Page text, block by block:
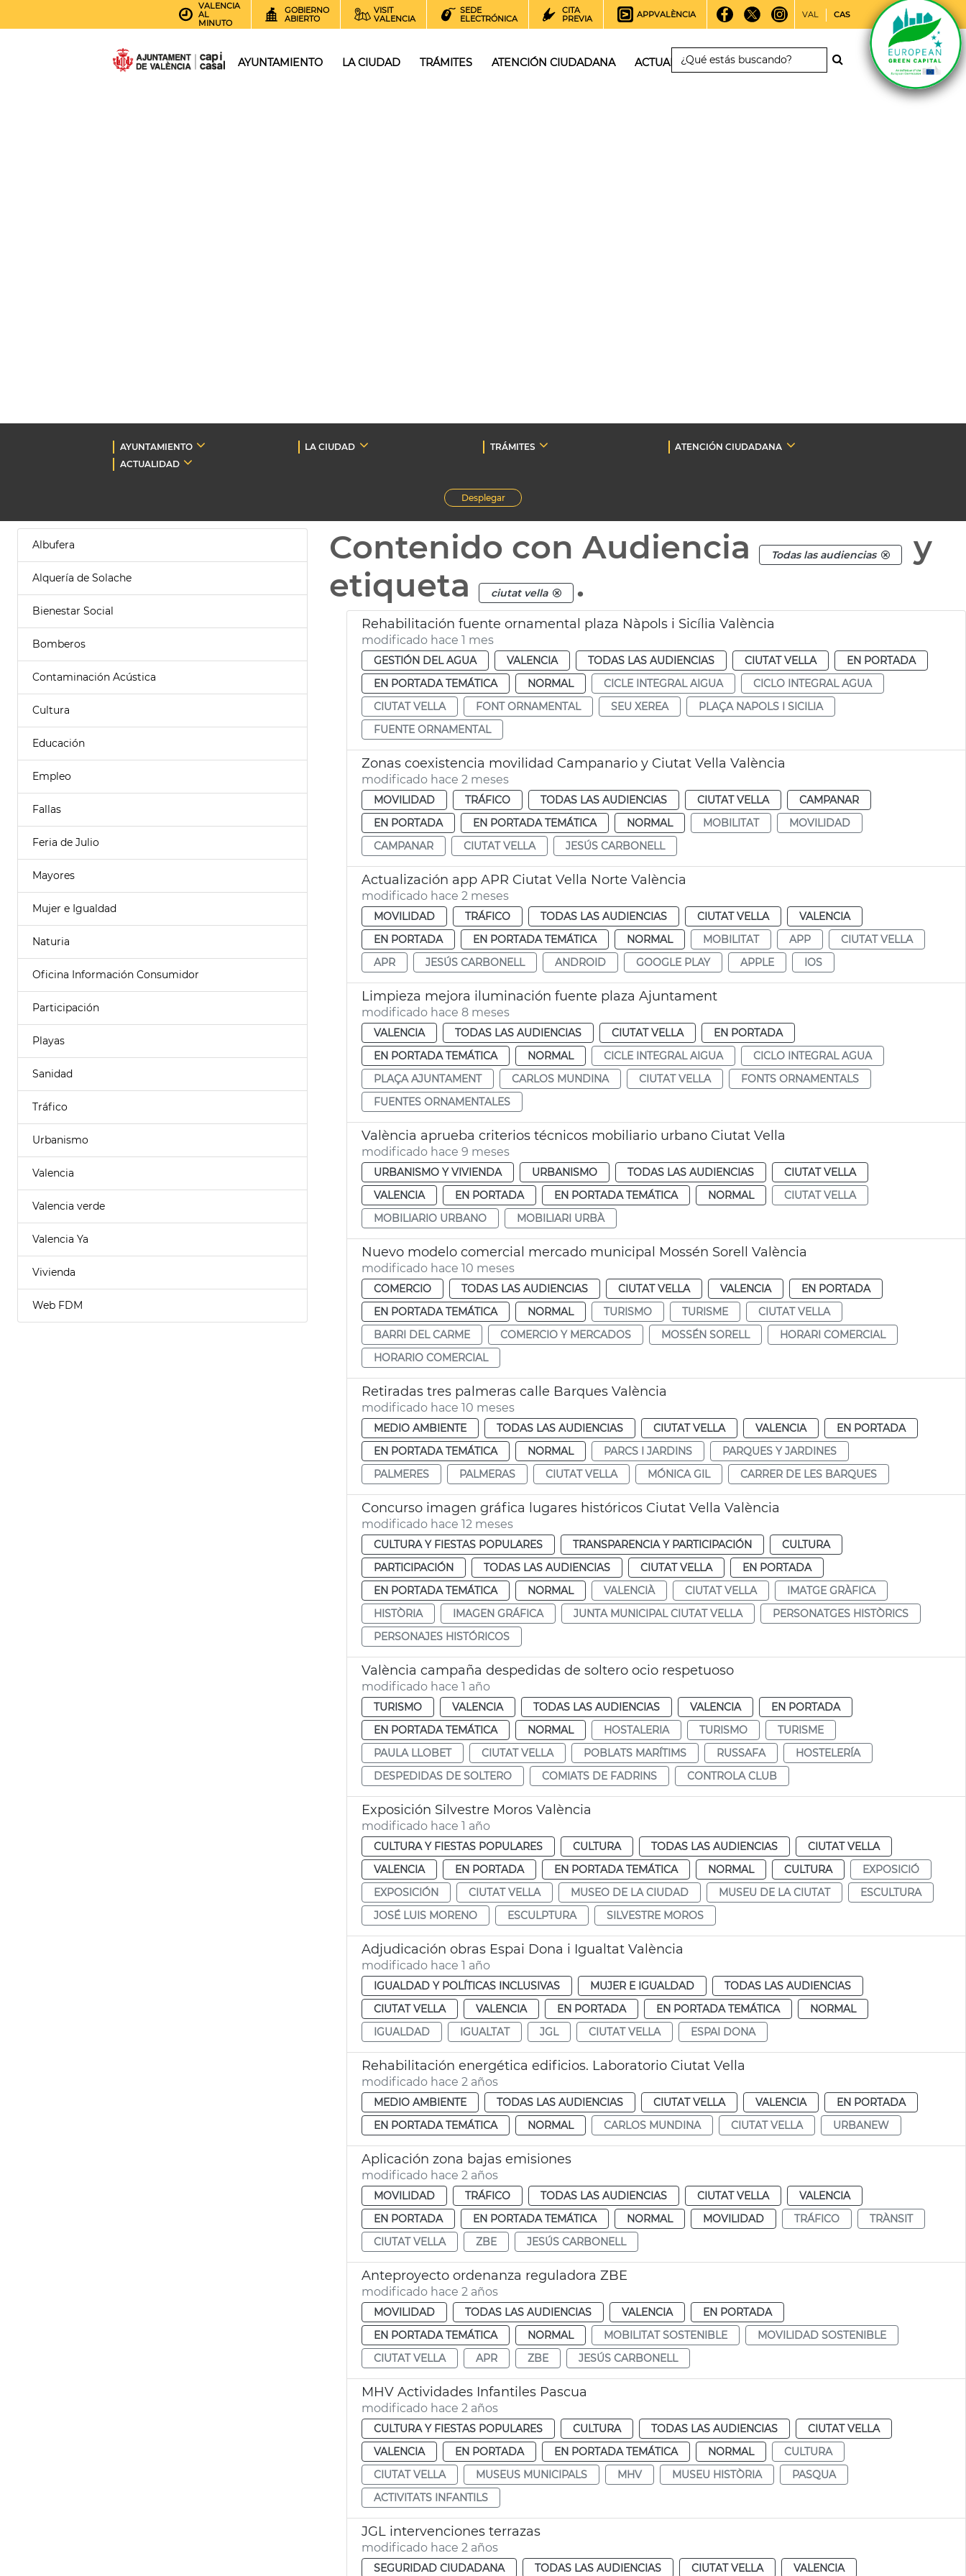
VALENCIA
AL
MINUTO
GOBIERNO
ABIERTO
VISIT
VALENCIA
SEDE
ELECTRÓNICA
CITA
PREVIA
APPVALÈNCIA VAL CAS
AYUNTAMIENTO LA CIUDAD TRÁMITES ATENCIÓN CIUDADANA ACTUALIDAD
AYUNTAMIENTO LA CIUDAD TRÁMITES
ATENCIÓN CIUDADANA
ACTUALIDAD
Desplegar
Albufera
Alquería de Solache
Bienestar Social
Bomberos
Contaminación Acústica
Cultura
Educación
Empleo
Fallas
Feria de Julio
Mayores
Mujer e Igualdad
Naturia
Oficina Información Consumidor
Participación
Playas
Sanidad
Tráfico
Urbanismo
Valencia
Valencia verde
Valencia Ya
Vivienda
Web FDM
Contenido con Audiencia Todas las audiencias
y
etiqueta
ciutat vella .
Rehabilitación fuente ornamental plaza Nàpols i Sicília València
modificado hace 1 mes
GESTIÓN DEL AGUA VALENCIA TODAS LAS AUDIENCIAS CIUTAT VELLA
EN PORTADA
EN PORTADA TEMÁTICA
NORMAL CICLE INTEGRAL AIGUA
CICLO INTEGRAL AGUA
CIUTAT VELLA
FONT ORNAMENTAL SEU XEREA
PLAÇA NAPOLS I SICILIA
FUENTE ORNAMENTAL
Zonas coexistencia movilidad Campanario y Ciutat Vella València
modificado hace 2 meses
MOVILIDAD TRÁFICO TODAS LAS AUDIENCIAS CIUTAT VELLA
CAMPANAR
EN PORTADA
EN PORTADA TEMÁTICA NORMAL MOBILITAT
MOVILIDAD
CAMPANAR
CIUTAT VELLA JESÚS CARBONELL
Actualización app APR Ciutat Vella Norte València
modificado hace 2 meses
MOVILIDAD TRÁFICO TODAS LAS AUDIENCIAS CIUTAT VELLA
VALENCIA
EN PORTADA
EN PORTADA TEMÁTICA NORMAL MOBILITAT APP
CIUTAT VELLA
APR
JESÚS CARBONELL ANDROID GOOGLE PLAY APPLE IOS
Limpieza mejora iluminación fuente plaza Ajuntament
modificado hace 8 meses
VALENCIA TODAS LAS AUDIENCIAS CIUTAT VELLA
EN PORTADA
EN PORTADA TEMÁTICA
NORMAL CICLE INTEGRAL AIGUA
CICLO INTEGRAL AGUA
PLAÇA AJUNTAMENT
CARLOS MUNDINA CIUTAT VELLA
FONTS ORNAMENTALS
FUENTES ORNAMENTALES
València aprueba criterios técnicos mobiliario urbano Ciutat Vella
modificado hace 9 meses
URBANISMO Y VIVIENDA URBANISMO TODAS LAS AUDIENCIAS
CIUTAT VELLA
VALENCIA
EN PORTADA EN PORTADA TEMÁTICA NORMAL
CIUTAT VELLA
MOBILIARIO URBANO
MOBILIARI URBÀ
Nuevo modelo comercial mercado municipal Mossén Sorell València
modificado hace 10 meses
COMERCIO TODAS LAS AUDIENCIAS CIUTAT VELLA VALENCIA
EN PORTADA
EN PORTADA TEMÁTICA
NORMAL TURISMO TURISME
CIUTAT VELLA
BARRI DEL CARME
COMERCIO Y MERCADOS MOSSÉN SORELL
HORARI COMERCIAL
HORARIO COMERCIAL
Retiradas tres palmeras calle Barques València
modificado hace 10 meses
MEDIO AMBIENTE TODAS LAS AUDIENCIAS CIUTAT VELLA VALENCIA
EN PORTADA
EN PORTADA TEMÁTICA
NORMAL PARCS I JARDINS
PARQUES Y JARDINES
PALMERES
PALMERAS CIUTAT VELLA MÓNICA GIL CARRER DE LES BARQUES
Concurso imagen gráfica lugares históricos Ciutat Vella València
modificado hace 12 meses
CULTURA Y FIESTAS POPULARES TRANSPARENCIA Y PARTICIPACIÓN
CULTURA
PARTICIPACIÓN
TODAS LAS AUDIENCIAS CIUTAT VELLA
EN PORTADA
EN PORTADA TEMÁTICA
NORMAL VALENCIÀ CIUTAT VELLA
IMATGE GRÀFICA
HISTÒRIA
IMAGEN GRÁFICA JUNTA MUNICIPAL CIUTAT VELLA
PERSONATGES HISTÒRICS
PERSONAJES HISTÓRICOS
València campaña despedidas de soltero ocio respetuoso
modificado hace 1 año
TURISMO VALENCIA TODAS LAS AUDIENCIAS VALENCIA
EN PORTADA
EN PORTADA TEMÁTICA
NORMAL HOSTALERIA TURISMO
TURISME
PAULA LLOBET
CIUTAT VELLA POBLATS MARÍTIMS RUSSAFA
HOSTELERÍA
DESPEDIDAS DE SOLTERO
COMIATS DE FADRINS CONTROLA CLUB
Exposición Silvestre Moros València
modificado hace 1 año
CULTURA Y FIESTAS POPULARES CULTURA TODAS LAS AUDIENCIAS
CIUTAT VELLA
VALENCIA
EN PORTADA EN PORTADA TEMÁTICA NORMAL CULTURA
EXPOSICIÓ
EXPOSICIÓN
CIUTAT VELLA MUSEO DE LA CIUDAD MUSEU DE LA CIUTAT
ESCULTURA
JOSÉ LUIS MORENO
ESCULPTURA SILVESTRE MOROS
Adjudicación obras Espai Dona i Igualtat València
modificado hace 1 año
IGUALDAD Y POLÍTICAS INCLUSIVAS MUJER E IGUALDAD
TODAS LAS AUDIENCIAS
CIUTAT VELLA
VALENCIA EN PORTADA EN PORTADA TEMÁTICA
NORMAL
IGUALDAD
IGUALTAT JGL CIUTAT VELLA ESPAI DONA
Rehabilitación energética edificios. Laboratorio Ciutat Vella
modificado hace 2 años
MEDIO AMBIENTE TODAS LAS AUDIENCIAS CIUTAT VELLA VALENCIA
EN PORTADA
EN PORTADA TEMÁTICA
NORMAL CARLOS MUNDINA CIUTAT VELLA URBANEW
Aplicación zona bajas emisiones
modificado hace 2 años
MOVILIDAD TRÁFICO TODAS LAS AUDIENCIAS CIUTAT VELLA
VALENCIA
EN PORTADA
EN PORTADA TEMÁTICA NORMAL MOVILIDAD TRÁFICO
TRÀNSIT
CIUTAT VELLA
ZBE JESÚS CARBONELL
Anteproyecto ordenanza reguladora ZBE
modificado hace 2 años
MOVILIDAD TODAS LAS AUDIENCIAS VALENCIA
EN PORTADA
EN PORTADA TEMÁTICA
NORMAL MOBILITAT SOSTENIBLE
MOVILIDAD SOSTENIBLE
CIUTAT VELLA
APR ZBE JESÚS CARBONELL
MHV Actividades Infantiles Pascua
modificado hace 2 años
CULTURA Y FIESTAS POPULARES CULTURA TODAS LAS AUDIENCIAS
CIUTAT VELLA
VALENCIA
EN PORTADA EN PORTADA TEMÁTICA NORMAL
CULTURA
CIUTAT VELLA
MUSEUS MUNICIPALS MHV MUSEU HISTÒRIA
PASQUA
ACTIVITATS INFANTILS
JGL intervenciones terrazas
modificado hace 2 años
SEGURIDAD CIUDADANA TODAS LAS AUDIENCIAS CIUTAT VELLA VALENCIA